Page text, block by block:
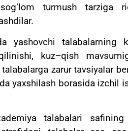
turmush tarziga
yashovchi talabalarning
kuz–qish
zarur tavsiyalar
yaxshilash borasida izchil
talabalari